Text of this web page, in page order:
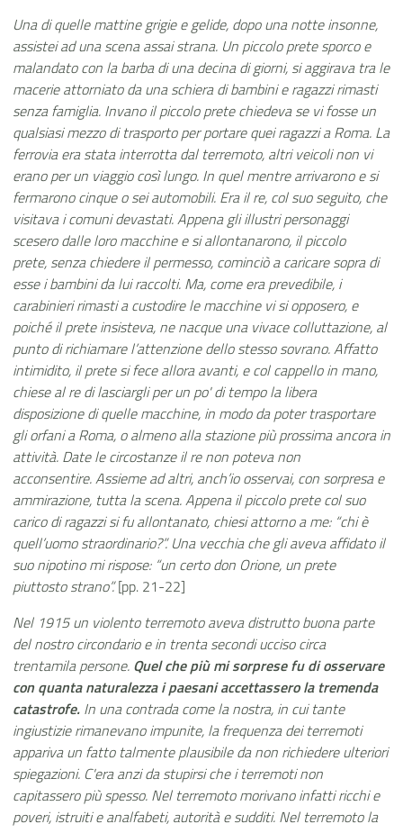
Una di quelle mattine grigie e gelide, dopo una notte insonne,
assistei ad una scena assai strana. Un piccolo prete sporco e
malandato con la barba di una decina di giorni, si aggirava tra le
macerie attorniato da una schiera di bambini e ragazzi rimasti
senza famiglia. Invano il piccolo prete chiedeva se vi fosse un
qualsiasi mezzo di trasporto per portare quei ragazzi a Roma. La
ferrovia era stata interrotta dal terremoto, altri veicoli non vi
erano per un viaggio così lungo. In quel mentre arrivarono e si
fermarono cinque o sei automobili. Era il re, col suo seguito, che
visitava i comuni devastati. Appena gli illustri personaggi
scesero dalle loro macchine e si allontanarono, il piccolo
prete, senza chiedere il permesso, cominciò a caricare sopra di
esse i bambini da lui raccolti. Ma, come era prevedibile, i
carabinieri rimasti a custodire le macchine vi si opposero, e
poiché il prete insisteva, ne nacque una vivace colluttazione, al
punto di richiamare l’attenzione dello stesso sovrano. Affatto
intimidito, il prete si fece allora avanti, e col cappello in mano,
chiese al re di lasciargli per un po' di tempo la libera
disposizione di quelle macchine, in modo da poter trasportare
gli orfani a Roma, o almeno alla stazione più prossima ancora in
attività. Date le circostanze il re non poteva non
acconsentire. Assieme ad altri, anch’io osservai, con sorpresa e
ammirazione, tutta la scena. Appena il piccolo prete col suo
carico di ragazzi si fu allontanato, chiesi attorno a me: “chi è
quell’uomo straordinario?”. Una vecchia che gli aveva affidato il
suo nipotino mi rispose: “un certo don Orione, un prete
piuttosto strano”.[pp. 21-22]
Nel 1915 un violento terremoto aveva distrutto buona parte
del nostro circondario e in trenta secondi ucciso circa
trentamila persone. Quel che più mi sorprese fu di osservare
con quanta naturalezza i paesani accettassero la tremenda
catastrofe. In una contrada come la nostra, in cui tante
ingiustizie rimanevano impunite, la frequenza dei terremoti
appariva un fatto talmente plausibile da non richiedere ulteriori
spiegazioni. C'era anzi da stupirsi che i terremoti non
capitassero più spesso. Nel terremoto morivano infatti ricchi e
poveri, istruiti e analfabeti, autorità e sudditi. Nel terremoto la